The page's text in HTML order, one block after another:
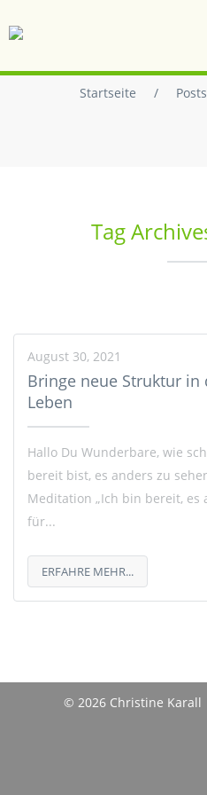
Startseite /
Tag
August 30, 2021
Bringe neue Struktur in
Leben
Hallo Du Wunderbare, wie
bereit bist, es anders zu
Meditation „Ich bin bereit, es
für...
ERFAHRE MEHR...
© 2026 Christine Karall